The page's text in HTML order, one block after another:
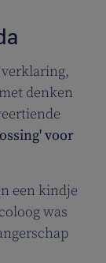
denken
voor
een kindje
was